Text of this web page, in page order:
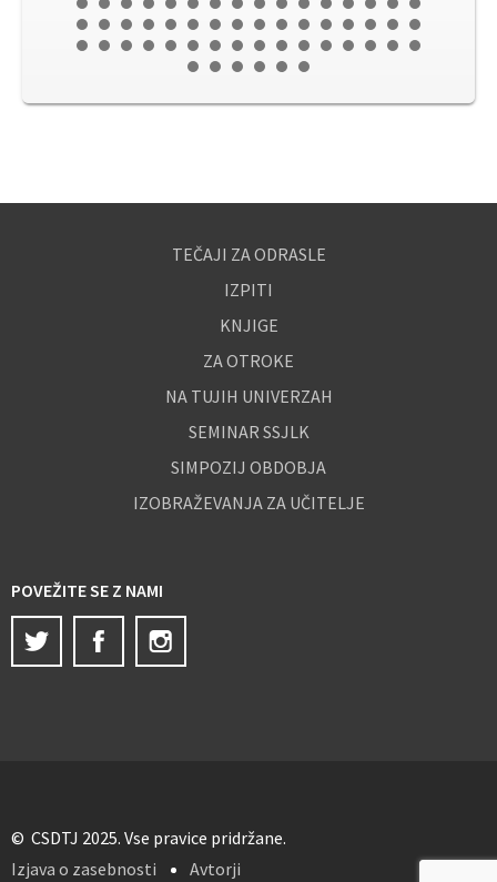
TEČAJI ZA ODRASLE
IZPITI
KNJIGE
ZA OTROKE
NA TUJIH UNIVERZAH
SEMINAR SSJLK
SIMPOZIJ OBDOBJA
IZOBRAŽEVANJA ZA UČITELJE
POVEŽITE SE Z NAMI
Twitter
Facebook
© CSDTJ 2025. Vse pravice pridržane.
Izjava o zasebnosti
Avtorji